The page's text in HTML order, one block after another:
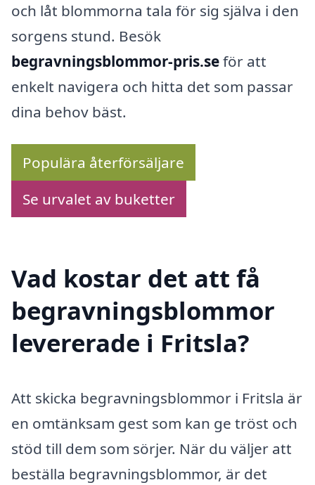
och låt blommorna tala för sig själva i den
sorgens stund. Besök
begravningsblommor-pris.seför att
enkelt navigera och hitta det som passar
dina behov bäst.
Populära återförsäljare
Se urvalet av buketter
Vad kostar det att få
begravningsblommor
levererade i Fritsla?
Att skicka begravningsblommor i Fritsla är
en omtänksam gest som kan ge tröst och
stöd till dem som sörjer. När du väljer att
beställa begravningsblommor, är det